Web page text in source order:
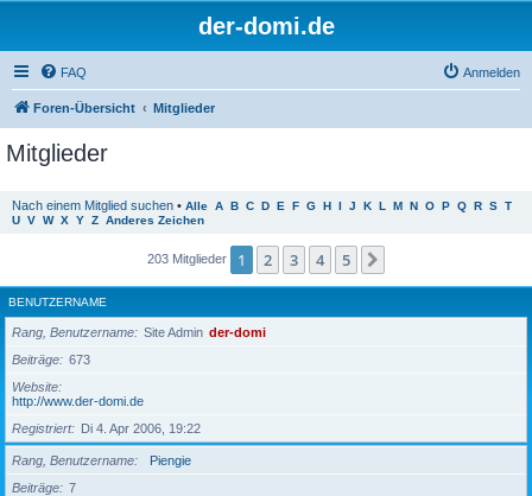
der-domi.de
FAQ Anmelden
Foren-Übersicht Mitglieder
Mitglieder
Nach einem Mitglied suchen • Alle A B C D E F G H I J K L M N O P Q R S T
U V W X Y Z Anderes Zeichen
203 Mitglieder 1 2 3 4 5
BENUTZERNAME
Rang, Benutzername Site Admin der-domi
Beiträge
673
Website
http://www.der-domi.de
Registriert
Di 4. Apr 2006, 19:22
Rang, Benutzername
Piengie
Beiträge
7